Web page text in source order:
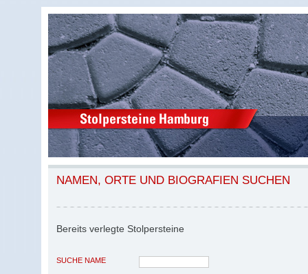
NAMEN, ORTE UND BIOGRAFIEN SUCHEN
Bereits verlegte Stolpersteine
SUCHE NAME